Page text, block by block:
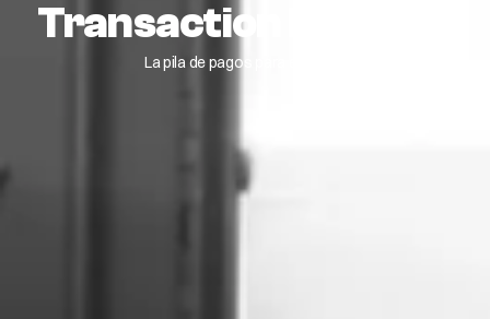
Transaction Express
La pila de pagos para el futuro